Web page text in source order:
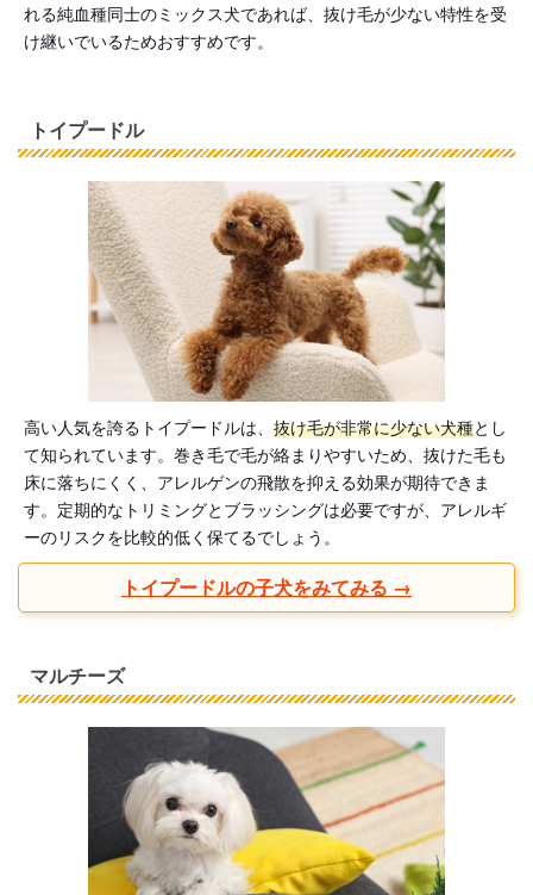
れる純血種同士のミックス犬であれば、抜け毛が少ない特性を受
け継いでいるためおすすめです。
トイプードル
高い人気を誇るトイプードルは、 抜け毛が非常に少ない犬種とし
て知られています。巻き毛で毛が絡まりやすいため、抜けた毛も
床に落ちにくく、アレルゲンの飛散を抑える効果が期待できま
す。定期的なトリミングとブラッシングは必要ですが、アレルギ
ーのリスクを比較的低く保てるでしょう。
トイプードルの子犬をみてみる →
マルチーズ